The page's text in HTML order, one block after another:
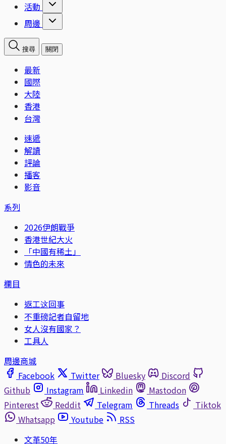
活動
周邊
搜尋 關閉
最新
國際
大陸
香港
台灣
速遞
解讀
評論
播客
影音
系列
2026伊朗戰爭
香港世紀大火
「中國有稀土」
情色的未來
欄目
返工这回事
不重磅記者自留地
女人沒有國家？
工具人
周邊商城
Facebook
Twitter Bluesky
Discord
Github
Instagram Linkedin
Mastodon
Pinterest
Reddit Telegram Threads
Tiktok
Whatsapp
Youtube
RSS
文革50年